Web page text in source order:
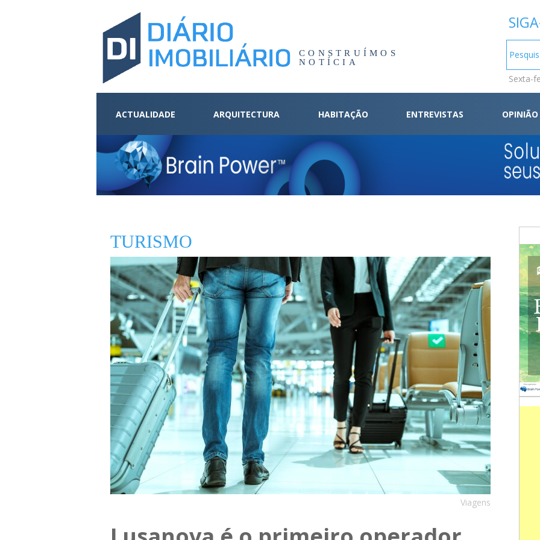
CONSTRUÍMOS
NOTÍCIA
Sexta-
ACTUALIDADE ARQUITECTURA HABITAÇÃO ENTREVISTAS OPINIÃO
TURISMO
Viagens